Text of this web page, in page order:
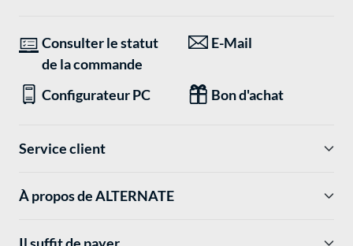
Consulter le statut
de la commande
E-Mail
Configurateur PC Bon d'achat
Service client
À propos de ALTERNATE